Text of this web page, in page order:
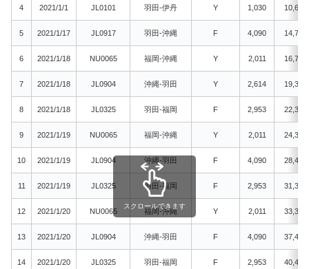
4 2021/1/1 JL0101 羽田-伊丹 Y 1,030 10,660
5 2021/1/17 JL0917 羽田-沖縄 F 4,090 14,750
6 2021/1/18 NU0065 福岡-沖縄 Y 2,011 16,761
7 2021/1/18 JL0904 沖縄-羽田 Y 2,614 19,375
8 2021/1/18 JL0325 羽田-福岡 F 2,953 22,328
9 2021/1/19 NU0065 福岡-沖縄 Y 2,011 24,339
10 2021/1/19 JL0904 沖縄-羽田 F 4,090 28,429
11 2021/1/19 JL0325 羽田-福岡 F 2,953 31,382
12 2021/1/20 NU0065 福岡-沖縄 Y 2,011 33,393
13 2021/1/20 JL0904 沖縄-羽田 F 4,090 37,483
14 2021/1/20 JL0325 羽田-福岡 F 2,953 40,436
スクロールできます